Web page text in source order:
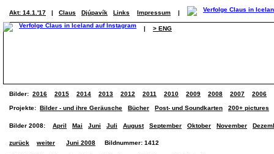
Akt: 14.1.'17 | Claus Djúpavík Links Impressum |
| > ENG
Bilder: 2016 2015 2014 2013 2012 2011 2010 2009 2008 2007 2006
Projekte: Bilder - und ihre Geräusche Bücher Post- und Soundkarten 200+ pictures
Bilder 2008: April Mai Juni Juli August September Oktober November
zurück weiter Juni 2008 Bildnummer: 1412